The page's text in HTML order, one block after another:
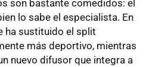
son bastante comedidos: el
lo sabe el especialista. En
ha sustituido el split
más deportivo, mientras
nuevo difusor que integra a